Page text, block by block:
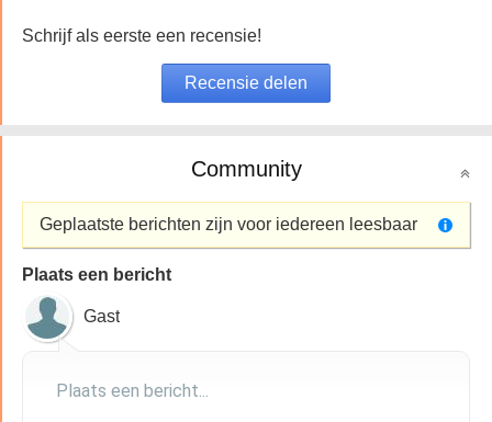
Schrijf als eerste een recensie!
Community
Geplaatste berichten zijn voor iedereen leesbaar
Plaats een bericht
Gast